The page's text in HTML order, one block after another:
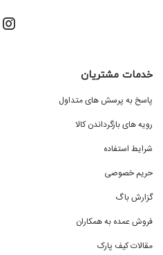
خدمات مشتریان
پاسخ به پرسش های متداول
رویه های بازگرداندن کالا
شرایط استفاده
حریم خصوصی
گزارش باگ
فروش عمده به همکاران
مقالات کیف پارک